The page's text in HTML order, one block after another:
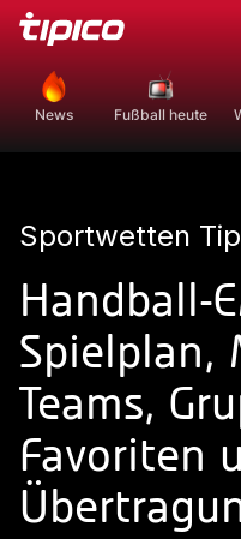
News Fußball heute
Sportwetten
Handball-
Spielplan,
Teams,
Favoriten